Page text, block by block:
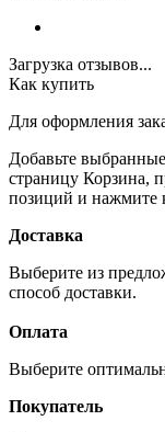
Загрузка отзывов...
Как купить
Для оформления
Добавьте
страницу Корзина,
позиций и нажмите
Доставка
Выберите из
способ доставки.
Оплата
Выберите
Покупатель